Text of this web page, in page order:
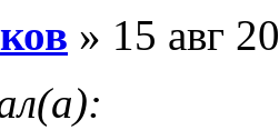
» 15 авг